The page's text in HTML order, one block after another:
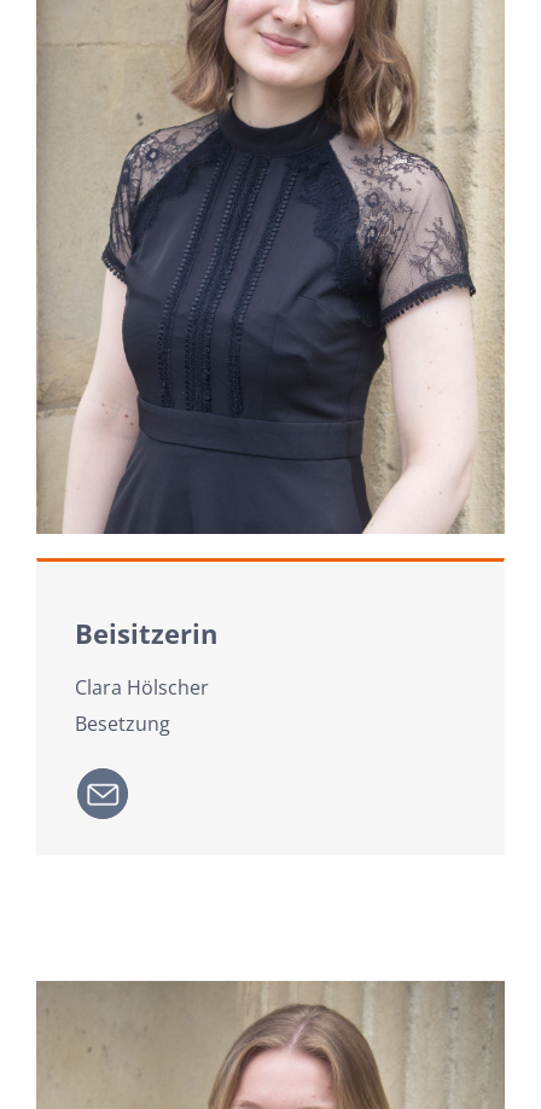
Beisitzerin
Clara Hölscher
Besetzung